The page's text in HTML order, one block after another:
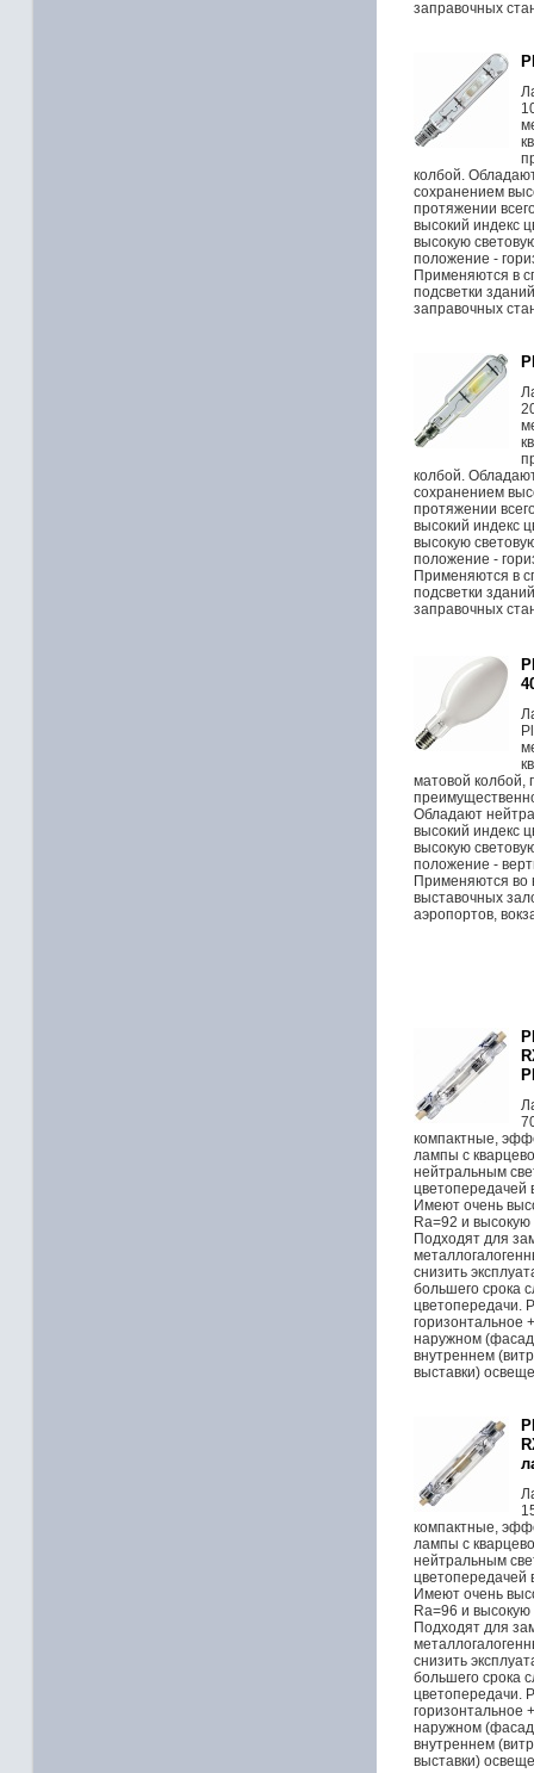
заправочных
колбой.
сохранением
протяжении
высокий индекс
высокую
положение -
Применяются в
подсветки
заправочных
колбой.
сохранением
протяжении
высокий индекс
высокую
положение -
Применяются в
подсветки
заправочных
матовой колбой,
Обладают
высокий индекс
высокую
положение -
Применяются во
выставочных
аэропортов,
компактные,
лампы с
нейтральным
цветопередачей
Имеют очень
Ra=92 и
Подходят для
снизить
большего срока
цветопередачи.
горизонтальное
наружном
внутреннем
выставки)
компактные,
лампы с
нейтральным
цветопередачей
Имеют очень
Ra=96 и
Подходят для
снизить
большего срока
цветопередачи.
горизонтальное
наружном
внутреннем
выставки)